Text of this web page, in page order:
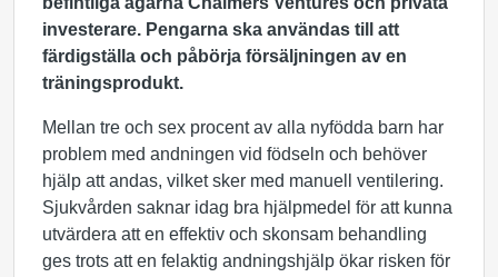
investerare. Pengarna ska användas till att
färdigställa och påbörja försäljningen av en
träningsprodukt.
Mellan tre och sex procent av alla nyfödda barn har
problem med andningen vid födseln och behöver
hjälp att andas, vilket sker med manuell ventilering.
Sjukvården saknar idag bra hjälpmedel för att kunna
utvärdera att en effektiv och skonsam behandling
ges trots att en felaktig andningshjälp ökar risken för